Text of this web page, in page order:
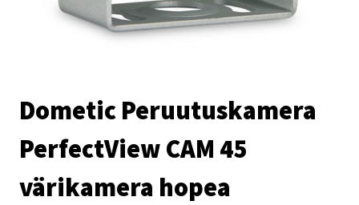
Dometic Peruutuskamera
PerfectView CAM 45
värikamera hopea